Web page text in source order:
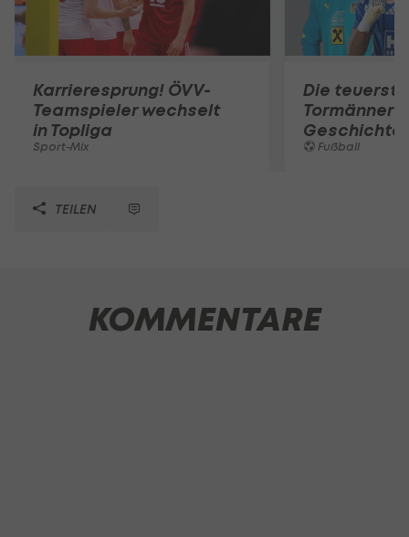
Karrieresprung! ÖVV-
Teamspieler wechselt
in Topliga
Sport-Mix
Die
Tormänner
Geschichte
Fußball
TEILEN
KOMMENTARE